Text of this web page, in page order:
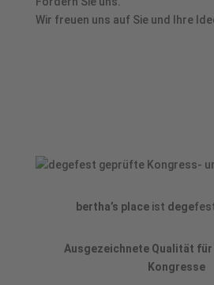
Wir freuen uns auf Sie und Ihre
bertha’s place ist dege
Ausgezeichnete Qualität für
Kongresse